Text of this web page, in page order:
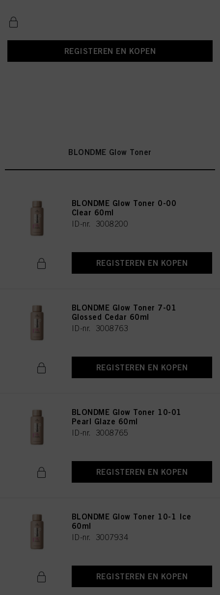
REGISTEREN EN KOPEN
BLONDME Glow Toner
BLONDME Glow Toner 0-00
Clear 60ml
ID-nr. 3008200
REGISTEREN EN KOPEN
BLONDME Glow Toner 7-01
Glossed Cedar 60ml
ID-nr. 3008763
REGISTEREN EN KOPEN
BLONDME Glow Toner 10-01
Pearl Glaze 60ml
ID-nr. 3008765
REGISTEREN EN KOPEN
BLONDME Glow Toner 10-1 Ice
60ml
ID-nr. 3007934
REGISTEREN EN KOPEN